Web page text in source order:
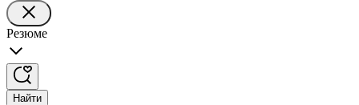
Резюме
Найти